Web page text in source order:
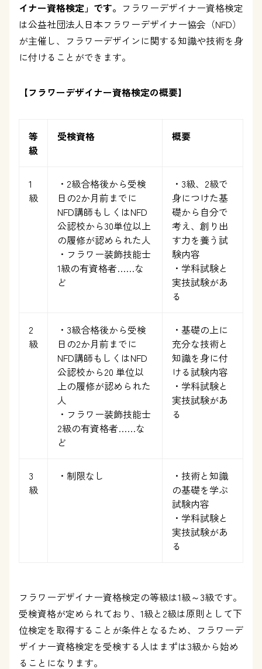
イナー資格検定」です。 フラワーデザイナー資格検定
は公益社団法人日本フラワーデザイナー協会（NFD）
が主催し、フラワーデザインに関する知識や技術を身
に付けることができます。
【フラワーデザイナー資格検定の概要】
等
級
受検資格 概要
1
級
・2級合格後から受検
日の2か月前までに
NFD講師もしくはNFD
公認校から30単位以上
の履修が認められた人
・フラワー装飾技能士
1級の有資格者……な
ど
・3級、2級で
身につけた基
礎から自分で
考え、創り出
す力を養う試
験内容
・学科試験と
実技試験があ
る
2
級
・3級合格後から受検
日の2か月前までに
NFD講師もしくはNFD
公認校から20 単位以
上の履修が認められた
人
・フラワー装飾技能士
2級の有資格者……な
ど
・基礎の上に
充分な技術と
知識を身に付
ける試験内容
・学科試験と
実技試験があ
る
3
級
・制限なし
・技術と知識
の基礎を学ぶ
試験内容
・学科試験と
実技試験があ
る
フラワーデザイナー資格検定の等級は1級～3級です。
受検資格が定められており、1級と2級は原則として下
位検定を取得することが条件となるため、フラワーデ
ザイナー資格検定を受検する人はまずは3級から始め
ることになります。